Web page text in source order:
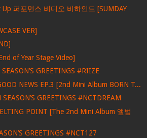
퍼포먼스 비디오 비하인드 [SUMDAY
VER]
of Year Stage Video]
SEASON’S GREETINGS #RIIZE
NEWS EP.3 [2nd Mini Album BORN T...
GREETINGS #NCTDREAM
POINT [The 2nd Mini Album 앨범
GREETINGS #NCT127